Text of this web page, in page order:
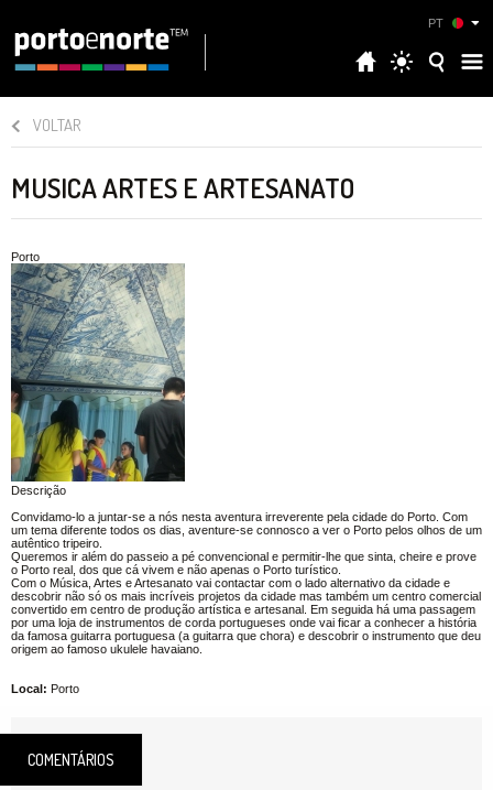
PT
VOLTAR
MUSICA ARTES E ARTESANATO
Porto
Descrição
Convidamo-lo a juntar-se a nós nesta aventura irreverente pela cidade do Porto. Com
um tema diferente todos os dias, aventure-se connosco a ver o Porto pelos olhos de um
autêntico tripeiro.
Queremos ir além do passeio a pé convencional e permitir-lhe que sinta, cheire e prove
o Porto real, dos que cá vivem e não apenas o Porto turístico.
Com o Música, Artes e Artesanato vai contactar com o lado alternativo da cidade e
descobrir não só os mais incríveis projetos da cidade mas também um centro comercial
convertido em centro de produção artística e artesanal. Em seguida há uma passagem
por uma loja de instrumentos de corda portugueses onde vai ficar a conhecer a história
da famosa guitarra portuguesa (a guitarra que chora) e descobrir o instrumento que deu
origem ao famoso ukulele havaiano.
Local: Porto
COMENTÁRIOS